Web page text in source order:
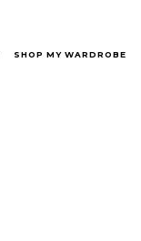
SHOP MY WARDROBE